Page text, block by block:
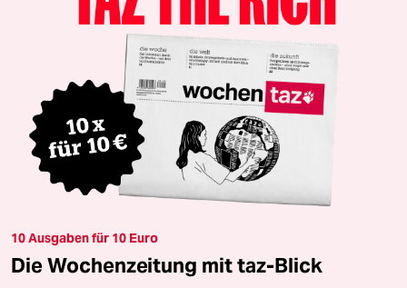
10 Ausgaben für 10 Euro
Die Wochenzeitung mit taz-Blick